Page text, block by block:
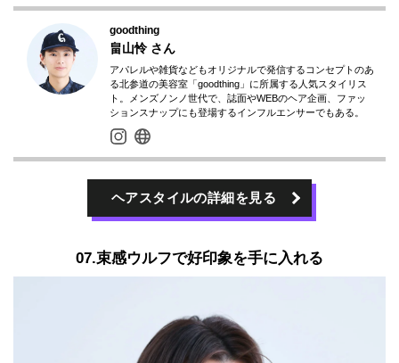
goodthing
畠山怜さん
アパレルや雑貨などもオリジナルで発信するコンセプトのあ
る北参道の美容室「goodthing」に所属する人気スタイリス
ト。メンズノンノ世代で、誌面やWEBのヘア企画、ファッ
ションスナップにも登場するインフルエンサーでもある。
ヘアスタイルの詳細を見る
07.束感ウルフで好印象を手に入れる